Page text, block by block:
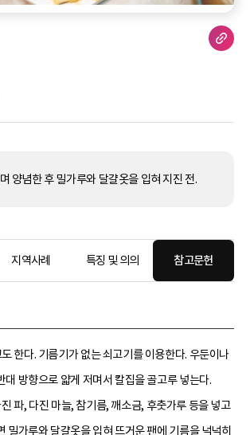
양념한 후 밀가루와 달걀옷을 입혀 지진 전.
지역사례 특징 및 의의 참고문헌
한다. 기름기가 없는 쇠고기를 이용한다. 우둔이나
대 방향으로 얇게 저며서 칼집을 골고루 넣는다.
파, 다진 마늘, 참기름, 깨소금, 후춧가루 등을 넣고
밀가루와 달걀옷을 입혀 뜨거운 팬에 기름을 넉넉히